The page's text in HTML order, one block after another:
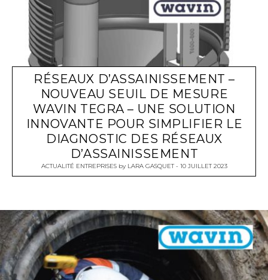
RÉSEAUX D’ASSAINISSEMENT –
NOUVEAU SEUIL DE MESURE
WAVIN TEGRA – UNE SOLUTION
INNOVANTE POUR SIMPLIFIER LE
DIAGNOSTIC DES RÉSEAUX
D’ASSAINISSEMENT
ACTUALITÉ ENTREPRISES by LARA GASQUET 10 JUILLET 2023